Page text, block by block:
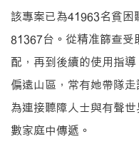
該專案已為41963名貧困
81367台。從精准篩查受
配，再到後續的使用指
偏遠山區，常有她帶隊
為連接聽障人士與有聲
數家庭中傳遞。